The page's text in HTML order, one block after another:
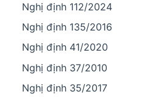
Nghị định 112/2024
Nghị định 135/2016
Nghị định 41/2020
Nghị định 37/2010
Nghị định 35/2017